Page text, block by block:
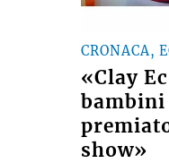
CRONACA,
«Clay
show»